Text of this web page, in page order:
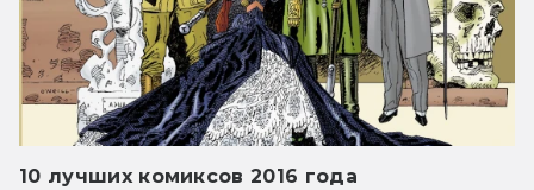
10 лучших комиксов 2016 года